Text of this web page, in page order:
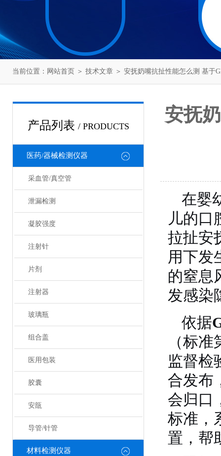
当前位置： 网站首页 ＞ 技术文章 ＞ 安抚奶嘴抗扯性能怎么测 基于
产品列表 / PRODUCTS
医药/器械检测仪器
采血管/真空管
泄漏检测
凝胶强度
注射针
片剂
注射器
玻璃瓶
组合盖
医用包装
胶囊
安瓿
导管/针管
材料检测仪器
安抚
在婴
儿的口
拉扯安
用下发
的窒息
发感染
依据
（标
监督检
合发布
会归口
标准，
置，帮